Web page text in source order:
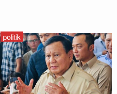
politik